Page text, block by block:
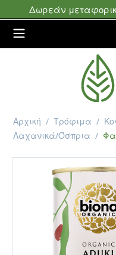
Δωρεάν
Αρχική / Τρόφιμα /
Λαχανικά/Όσπρια /